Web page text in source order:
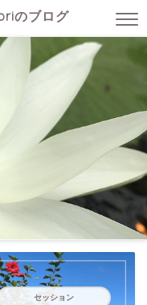
のブログ
セッション